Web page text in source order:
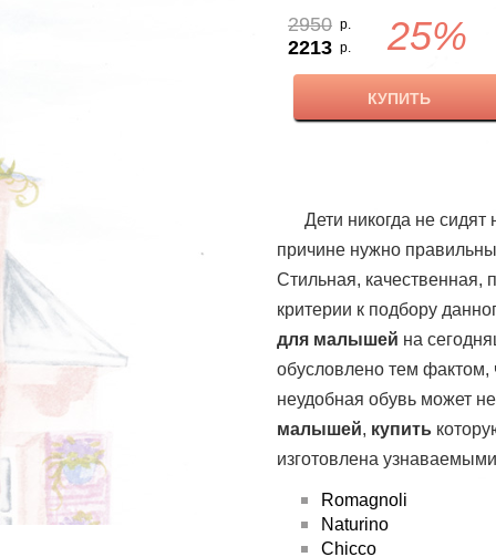
цветочками. Удобный ремешок-
застежка, застегивается на
Комфортная мягкая стелька не
деформирует ножку ребенка.
2950 р.
2213 р. 25%
КУПИТЬ
Дети никогда не
причине нужно
Стильная, качественная,
критерии к подбору
для малышей на
обусловлено тем
неудобная обувь может
малышей, купить
изготовлена
Romagnoli
Naturino
Chicco